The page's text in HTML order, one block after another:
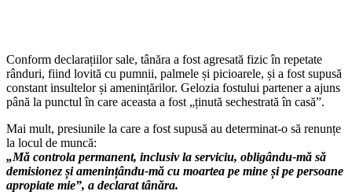
Conform declarațiilor sale, tânăra a fost agresată fizic în repetate
rânduri, fiind lovită cu pumnii, palmele și picioarele, și a fost supusă
constant insultelor și amenințărilor. Gelozia fostului partener a ajuns
până la punctul în care aceasta a fost „ținută sechestrată în casă”.
Mai mult, presiunile la care a fost supusă au determinat-o să renunțe
la locul de muncă:
„Mă controla permanent, inclusiv la serviciu, obligându-mă să
demisionez și amenințându-mă cu moartea pe mine și pe persoane
apropiate mie”, a declarat tânăra.